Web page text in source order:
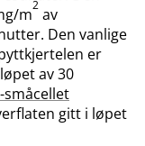
​m2 av
Den vanlige
er
av 30
småcellet
gitt i løpet